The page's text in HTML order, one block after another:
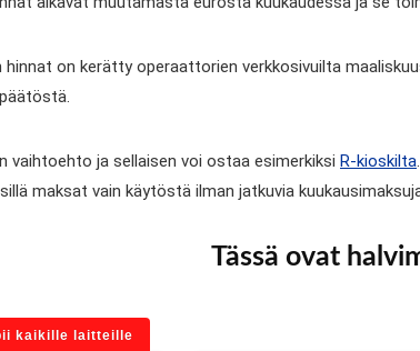
hinnat on kerätty operaattorien verkkosivuilta
vaihtoehto ja sellaisen voi ostaa esimerkiksi R-kioskilta.
maksat vain käytöstä ilman jatkuvia
Tässä ovat
kaikille laitteille